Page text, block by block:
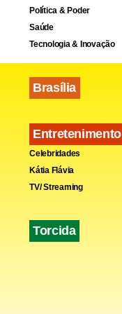
Política & Poder
Saúde
Tecnologia & Inovação
Brasília
Entretenimento
Celebridades
Kátia Flávia
TV/ Streaming
Torcida